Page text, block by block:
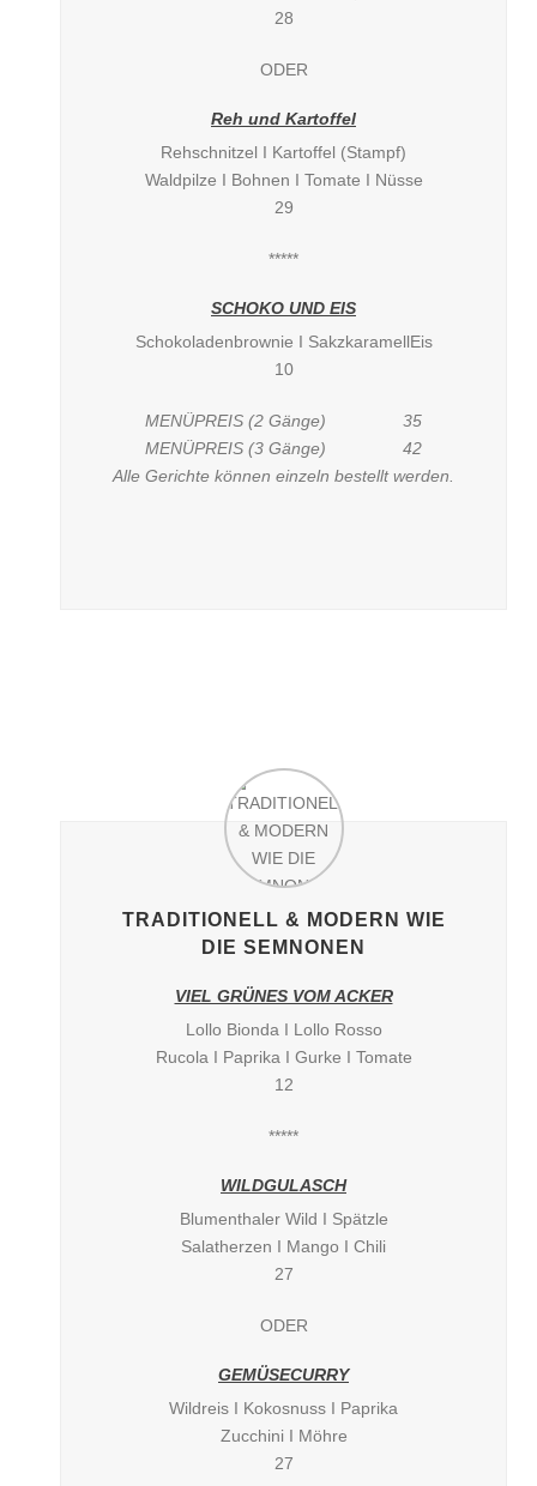
28
ODER
Reh und Kartoffel
Rehschnitzel I Kartoffel (Stampf)
Waldpilze I Bohnen I Tomate I Nüsse
29
*****
SCHOKO UND EIS
Schokoladenbrownie I SakzkaramellEis
10
MENÜPREIS (2 Gänge) 35
MENÜPREIS (3 Gänge) 42
Alle Gerichte können einzeln bestellt werden.
TRADITIONELL & MODERN WIE
DIE SEMNONEN
VIEL GRÜNES VOM ACKER
Lollo Bionda I Lollo Rosso
Rucola I Paprika I Gurke I Tomate
12
*****
WILDGULASCH
Blumenthaler Wild I Spätzle
Salatherzen I Mango I Chili
27
ODER
GEMÜSECURRY
Wildreis I Kokosnuss I Paprika
Zucchini I Möhre
27